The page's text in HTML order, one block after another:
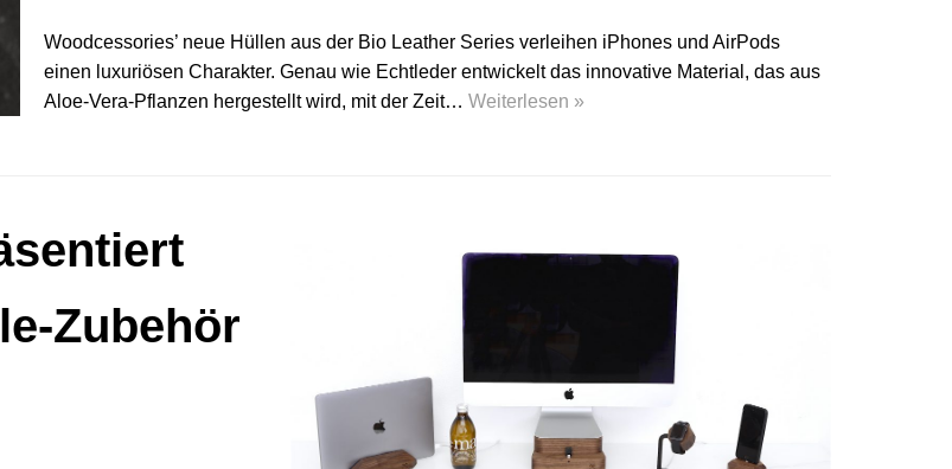
Woodcessories’ neue Hüllen aus der Bio Leather Series verleihen iPhones und AirPods
einen luxuriösen Charakter. Genau wie Echtleder entwickelt das innovative Material, das aus
Aloe-Vera-Pflanzen hergestellt wird, mit der Zeit… Weiterlesen »
Zubehör